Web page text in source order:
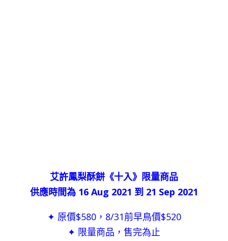
艾許鳳梨酥餅《十入》限量商品
供應時間為 16 Aug 2021 到 21 Sep 2021
✦ 原價$580，8/31前早鳥價$520
✦ 限量商品，售完為止